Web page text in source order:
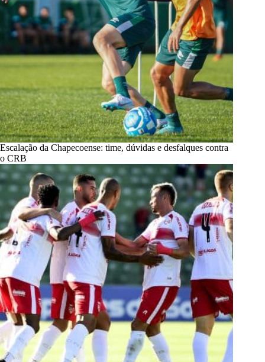
Escalação da Chapecoense: time, dúvidas e desfalques contra
o CRB